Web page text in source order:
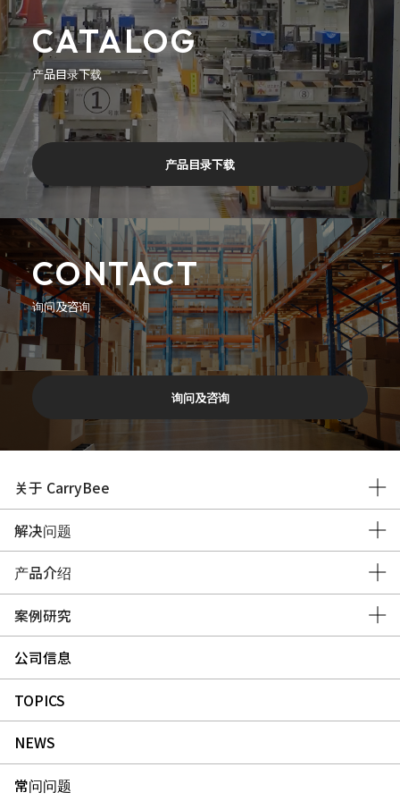
CATALOG
产品目录下载
产品目录下载
CONTACT
询问及咨询
询问及咨询
关于 CarryBee
解决问题
产品介绍
案例研究
公司信息
TOPICS
NEWS
常问问题